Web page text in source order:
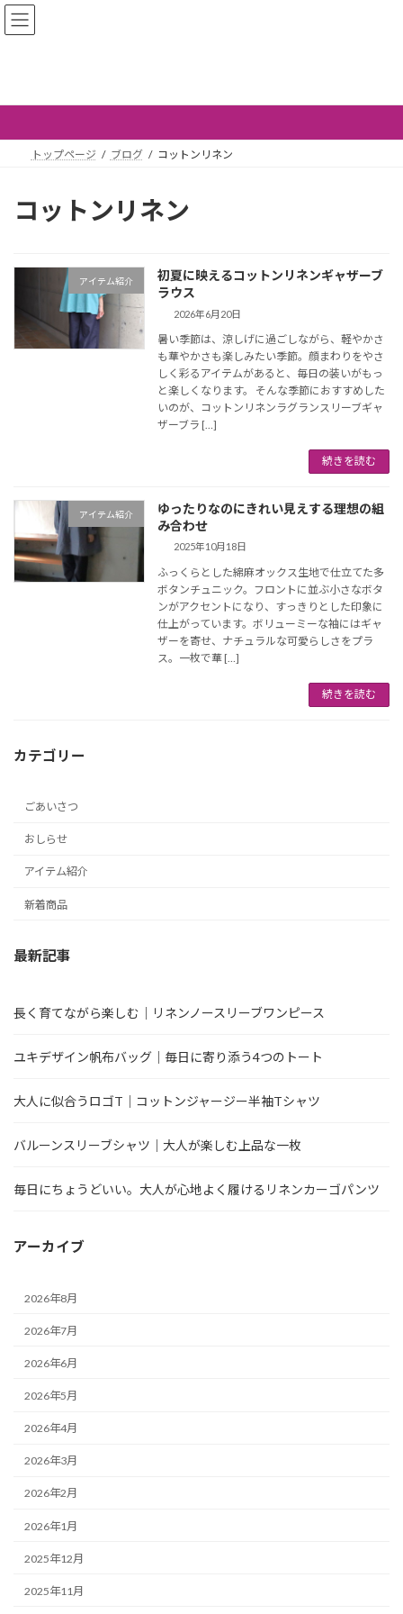
コ
ン
ナ
ビ
トップページ ブログ コットンリネン
コットンリネン
アイテム紹介
初夏に映えるコットンリネンギャザーブ
ラウス
2026年6月20日
暑い季節は、涼しげに過ごしながら、軽やかさ
も華やかさも楽しみたい季節。顔まわりをやさ
しく彩るアイテムがあると、毎日の装いがもっ
と楽しくなります。 そんな季節におすすめした
いのが、コットンリネンラグランスリーブギャ
ザーブラ […]
続きを読む
アイテム紹介
ゆったりなのにきれい見えする理想の組
み合わせ
2025年10月18日
ふっくらとした綿麻オックス生地で仕立てた多
ボタンチュニック。フロントに並ぶ小さなボタ
ンがアクセントになり、すっきりとした印象に
仕上がっています。ボリューミーな袖にはギャ
ザーを寄せ、ナチュラルな可愛らしさをプラ
ス。一枚で華 […]
続きを読む
カテゴリー
ごあいさつ
おしらせ
アイテム紹介
新着商品
最新記事
長く育てながら楽しむ｜リネンノースリーブワンピース
ユキデザイン帆布バッグ｜毎日に寄り添う4つのトート
大人に似合うロゴT｜コットンジャージー半袖Tシャツ
バルーンスリーブシャツ｜大人が楽しむ上品な一枚
毎日にちょうどいい。大人が心地よく履けるリネンカーゴパンツ
アーカイブ
2026年8月
2026年7月
2026年6月
2026年5月
2026年4月
2026年3月
2026年2月
2026年1月
2025年12月
2025年11月